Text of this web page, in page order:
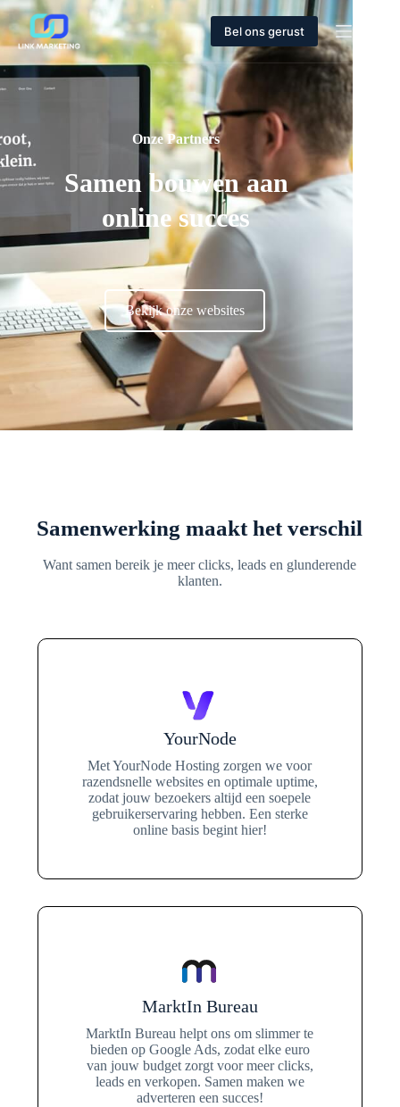
Bel ons gerust
Onze Partners
Samen bouwen aan
online succes
Bekijk onze websites
Samenwerking maakt het verschil
Want samen bereik je meer clicks, leads en glunderende
klanten.
YourNode
Met YourNode Hosting zorgen we voor
razendsnelle websites en optimale uptime,
zodat jouw bezoekers altijd een soepele
gebruikerservaring hebben. Een sterke
online basis begint hier!
MarktIn Bureau
MarktIn Bureau helpt ons om slimmer te
bieden op Google Ads, zodat elke euro
van jouw budget zorgt voor meer clicks,
leads en verkopen. Samen maken we
adverteren een succes!